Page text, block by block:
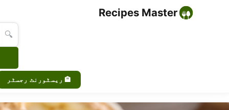
Recipes Master
🔍
🏨 ریسٹورنٹ رجسٹر